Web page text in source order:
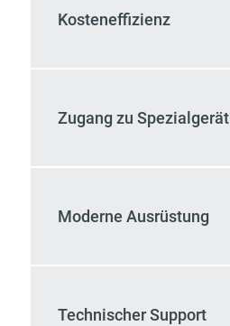
Kosteneffizienz
Zugang zu Spezialgerät
Moderne Ausrüstung
Technischer Support